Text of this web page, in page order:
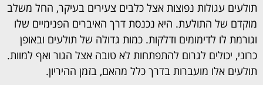
תולעים עגולות נפוצות אצל כלבים צעירים בעיקר, החל משלב
מוקדם של התולעת. היא נכנסת דרך האיברים הפנימיים שלו
וגורמת לו לדימומים ודלקות. כמות גדולה של תולעים ובאופן
כרוני, יכולים לגרום להתפתחות לא טובה אצל הגור ואף למוות.
תולעים אלו מועברות בדרך כלל מהאם, בזמן ההיריון.